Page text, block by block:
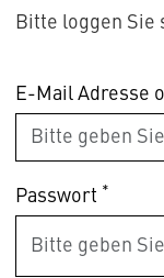
Bitte loggen Sie
E-Mail Adresse
Passwort *